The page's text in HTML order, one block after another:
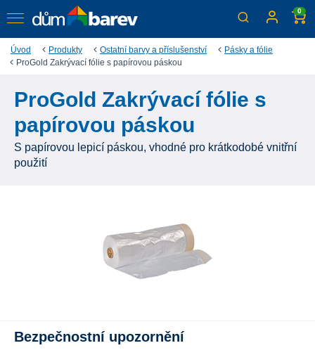
0
Úvod Produkty Ostatní barvy a příslušenství
Pásky a fólie
ProGold Zakrývací fólie s papírovou páskou
ProGold Zakrývací fólie s
papírovou páskou
S papírovou lepicí páskou, vhodné pro krátkodobé vnitřní
použití
Bezpečnostní upozornění